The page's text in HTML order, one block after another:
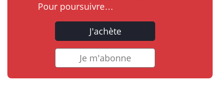
Pour poursuivre…
J'achète
Je m'abonne